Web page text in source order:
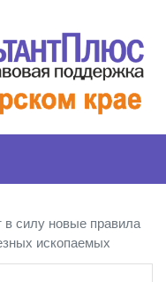
в силу новые правила
ископаемых